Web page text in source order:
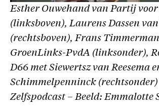
Esther Ouwehand van Partij voor
(linksboven), Laurens Dassen
(rechtsboven), Frans
GroenLinks-PvdA (linksonder),
D66 met Siewertsz van Reesema
Schimmelpenninck
Zelfspodcast – Beeld: Emmalotte